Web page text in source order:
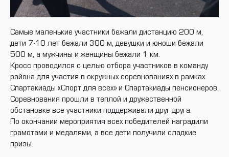
Самые маленькие участники бежали дистанцию 200 м,
дети 7-10 лет бежали 300 м, девушки и юноши бежали
500 м, а мужчины и женщины бежали 1 км.
Кросс проводился с целью отбора участников в команду
района для участия в окружных соревнованиях в рамках
Спартакиады «Спорт для всех» и Спартакиады пенсионеров.
Соревнования прошли в теплой и дружественной
обстановке все участники поддерживали друг друга.
По окончании мероприятия всех победителей наградили
грамотами и медалями, а все дети получили сладкие
призы.